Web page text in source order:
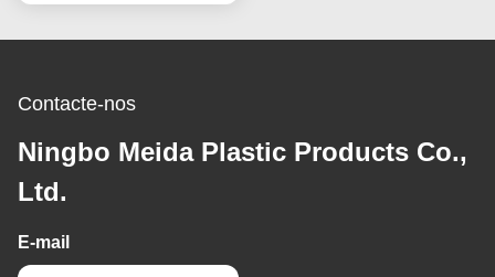
Contacte-nos
Ningbo Meida Plastic Products Co.,
Ltd.
E-mail